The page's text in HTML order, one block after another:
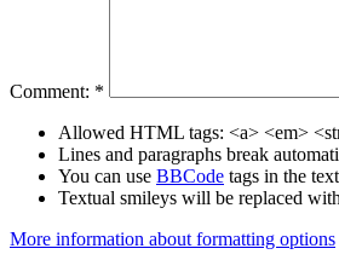
Comment: *
Allowed HTML tags: <a> <em>
Lines and paragraphs break
You can use BBCode tags in the
Textual smileys will be replaced
More information about formatting options